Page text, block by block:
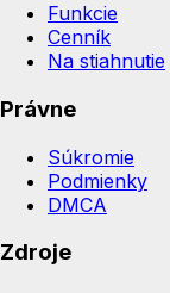
Funkcie
Cenník
Na stiahnutie
Právne
Súkromie
Podmienky
DMCA
Zdroje